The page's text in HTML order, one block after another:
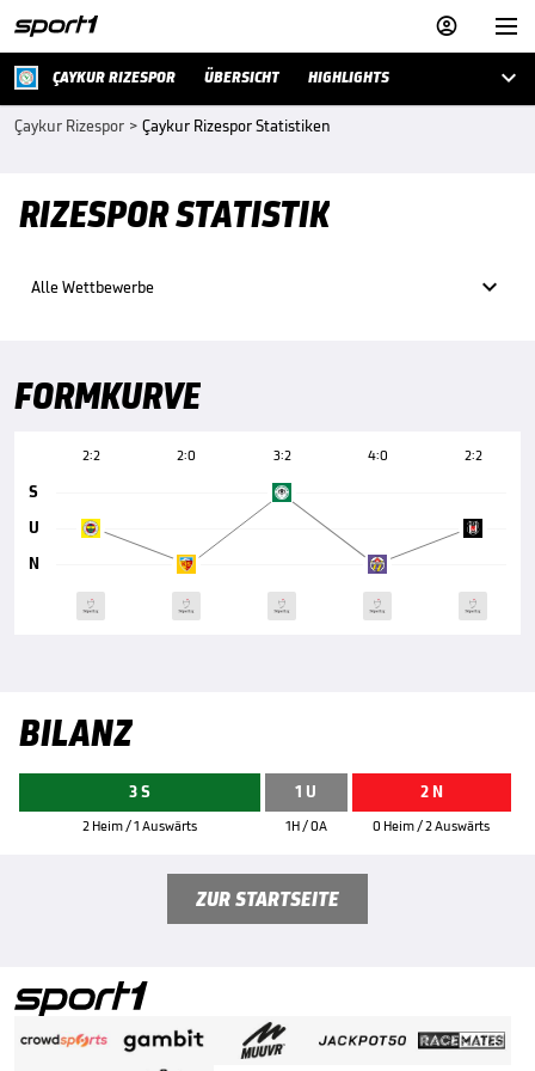


ÇAYKUR RIZESPOR ÜBERSICHT HIGHLIGHTS 
Çaykur Rizespor > Çaykur Rizespor Statistiken
RIZESPOR STATISTIK
Alle Wettbewerbe 
FORMKURVE
2:2 2:0 3:2 4:0 2:2
S
U
N
BILANZ
3 S
2 Heim / 1 Auswärts
1 U
1H / 0A
2 N
0 Heim / 2 Auswärts
ZUR STARTSEITE